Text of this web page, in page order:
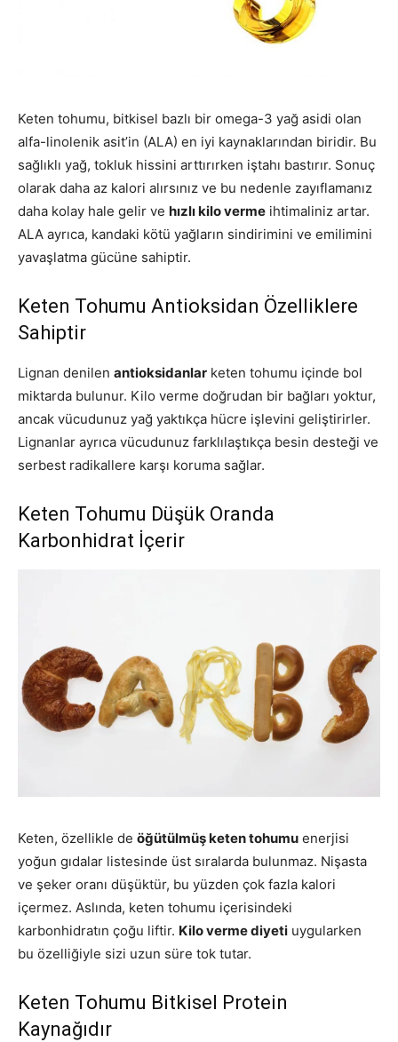
Keten tohumu, bitkisel bazlı bir omega-3 yağ asidi olan
alfa-linolenik asit’in (ALA) en iyi kaynaklarından biridir. Bu
sağlıklı yağ, tokluk hissini arttırırken iştahı bastırır. Sonuç
olarak daha az kalori alırsınız ve bu nedenle zayıflamanız
daha kolay hale gelir ve hızlı kilo verme ihtimaliniz artar.
ALA ayrıca, kandaki kötü yağların sindirimini ve emilimini
yavaşlatma gücüne sahiptir.
Keten Tohumu Antioksidan Özelliklere
Sahiptir
Lignan denilen antioksidanlar keten tohumu içinde bol
miktarda bulunur. Kilo verme doğrudan bir bağları yoktur,
ancak vücudunuz yağ yaktıkça hücre işlevini geliştirirler.
Lignanlar ayrıca vücudunuz farklılaştıkça besin desteği ve
serbest radikallere karşı koruma sağlar.
Keten Tohumu Düşük Oranda
Karbonhidrat İçerir
Keten, özellikle de öğütülmüş keten tohumu enerjisi
yoğun gıdalar listesinde üst sıralarda bulunmaz. Nişasta
ve şeker oranı düşüktür, bu yüzden çok fazla kalori
içermez. Aslında, keten tohumu içerisindeki
karbonhidratın çoğu liftir. Kilo verme diyeti uygularken
bu özelliğiyle sizi uzun süre tok tutar.
Keten Tohumu Bitkisel Protein
Kaynağıdır